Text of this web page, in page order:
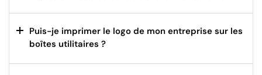
Puis-je imprimer le logo de mon entreprise sur les
boîtes utilitaires ?